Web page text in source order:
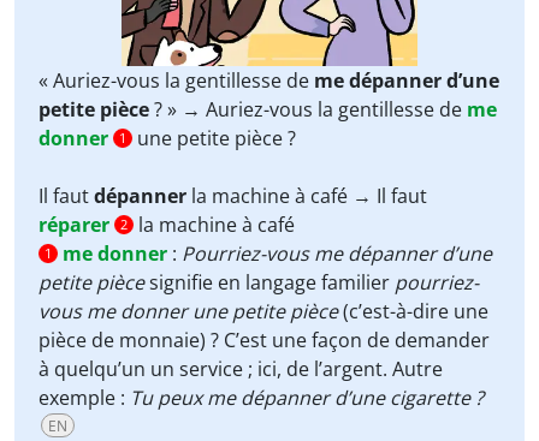
« Auriez-vous la gentillesse de me dépanner d’une
petite pièce? » → Auriez-vous la gentillesse de me
donner
1 une petite pièce ?
Il fautdépanner la machine à café → Il faut
réparer 2 la machine à café
1 me donner : Pourriez-vous me dépanner d’une
petite piècesignifie en langage familier pourriez-
vous me donner une petite pièce(c’est-à-dire une
pièce de monnaie) ? C’est une façon de demander
à quelqu’un un service ; ici, de l’argent. Autre
exemple : Tu peux me dépanner d’une cigarette ?
EN